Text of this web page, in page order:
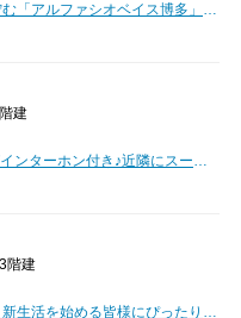
建
3階建